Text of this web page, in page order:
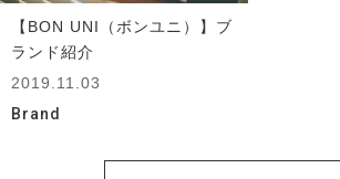
【BON UNI（ボンユニ）】ブ
ランド紹介
2019.11.03
Brand